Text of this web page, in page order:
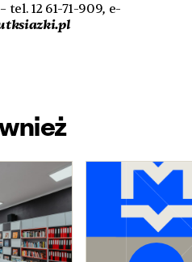
12 61-71-909, e-